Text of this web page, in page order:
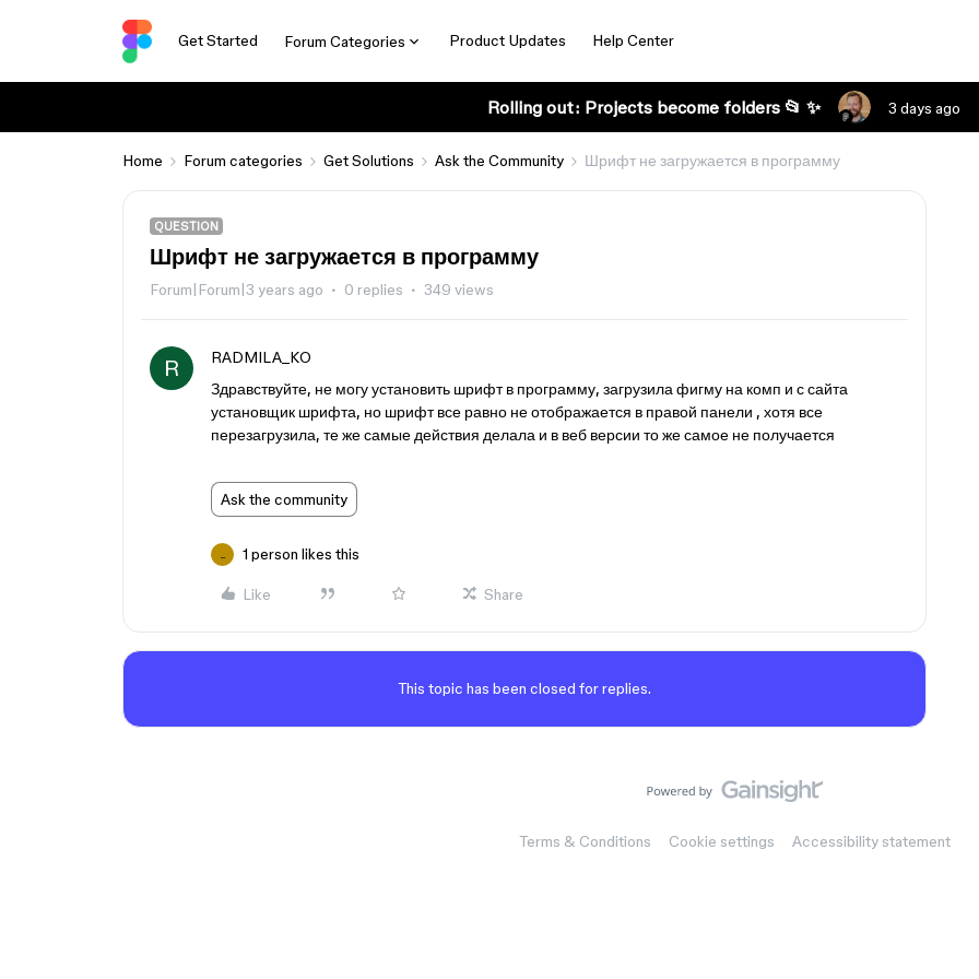
Get Started Forum Categories Product Updates Help Center
Rolling out: Projects become folders 📂 ✨ 3 days ago
Home Forum categories Get Solutions Ask the Community Шрифт не загружается в программу
QUESTION
Шрифт не загружается в программу
Forum|Forum|3 years ago 0 replies 349 views
R
RADMILA_KO
Здравствуйте, не могу установить шрифт в программу, загрузила фигму на комп и с сайта
установщик шрифта, но шрифт все равно не отображается в правой панели , хотя все
перезагрузила, те же самые действия делала и в веб версии то же самое не получается
Ask the community
1 person likes this
Like Share
This topic has been closed for replies.
Terms & Conditions Cookie settings Accessibility statement